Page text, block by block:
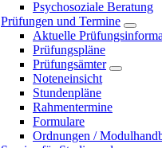
Psychosoziale Beratung
Prüfungen und Termine
Aktuelle
Prüfungspläne
Prüfungsämter
Noteneinsicht
Stundenpläne
Rahmentermine
Formulare
Ordnungen /